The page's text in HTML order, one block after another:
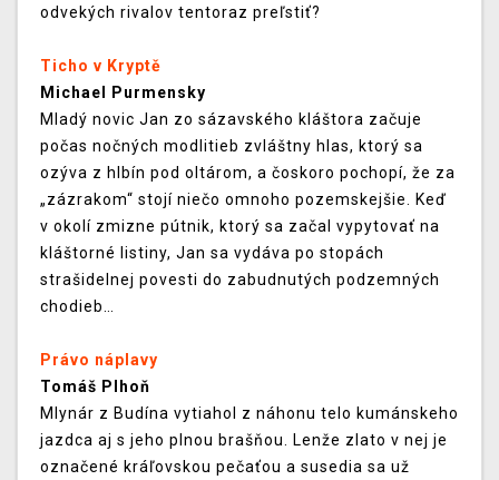
odvekých rivalov tentoraz preľstiť?
Ticho v Kryptě
Michael Purmensky
Mladý novic Jan zo sázavského kláštora začuje
počas nočných modlitieb zvláštny hlas, ktorý sa
ozýva z hlbín pod oltárom, a čoskoro pochopí, že za
„zázrakom“ stojí niečo omnoho pozemskejšie. Keď
v okolí zmizne pútnik, ktorý sa začal vypytovať na
kláštorné listiny, Jan sa vydáva po stopách
strašidelnej povesti do zabudnutých podzemných
chodieb…
Právo náplavy
Tomáš Plhoň
Mlynár z Budína vytiahol z náhonu telo kumánskeho
jazdca aj s jeho plnou brašňou. Lenže zlato v nej je
označené kráľovskou pečaťou a susedia sa už